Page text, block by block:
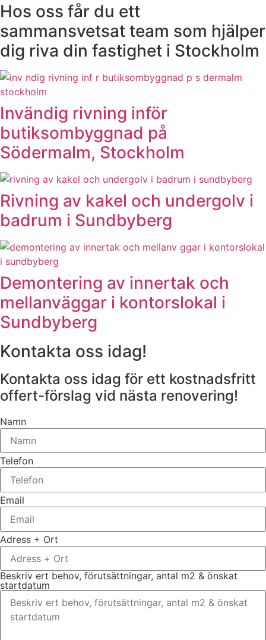
Hos oss får du ett
sammansvetsat team som hjälper
dig riva din fastighet i Stockholm
Invändig rivning inför
butiksombyggnad på
Södermalm, Stockholm
Rivning av kakel och undergolv i
badrum i Sundbyberg
Demontering av innertak och
mellanväggar i kontorslokal i
Sundbyberg
Kontakta oss idag!
Kontakta oss idag för ett kostnadsfritt
offert-förslag vid nästa renovering!
Namn
Telefon
Email
Adress + Ort
Beskriv ert behov, förutsättningar, antal m2 & önskat
startdatum